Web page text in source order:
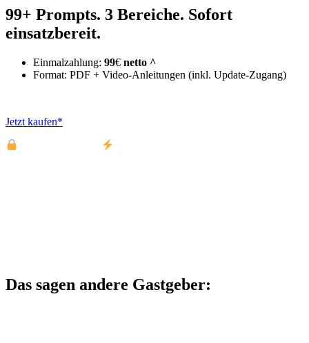
99+ Prompts. 3 Bereiche. Sofort
einsatzbereit.
Einmalzahlung: 99€ netto ^
Format: PDF + Video-Anleitungen (inkl. Update-Zugang)
Jetzt kaufen*
Das sagen andere Gastgeber: